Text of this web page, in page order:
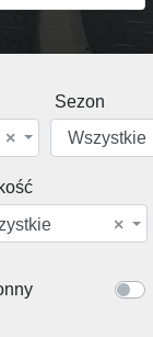
×
Sezon
Wszystkie
×